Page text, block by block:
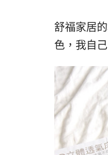
舒福家居
色，我自